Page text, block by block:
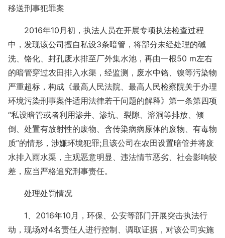
移送刑事犯罪案
2016年10月初，执法人员在开展专项执法检查过程
中，发现该公司擅自私设3条暗管，将部分未经处理的碱
洗、铬化、封孔废水排至厂外集水池，再由一根50 m左右
的暗管穿过农田排入水渠，经监测，废水中铬、镍等污染物
严重超标，构成《最高人民法院、最高人民检察院关于办理
环境污染刑事案件适用法律若干问题的解释》第一条第四项
“私设暗管或者利用渗井、渗坑、裂隙、溶洞等排放、倾
倒、处置有放射性的废物、含传染病病原体的废物、有毒物
质”的情形，涉嫌环境犯罪;且该公司在农田设置暗管并将废
水排入雨水渠，主观恶意明显、违法情节恶劣、社会影响较
差，应当严格追究刑事责任。
处理处罚情况
1、2016年10月，环保、公安等部门开展突击执法行
动，现场对4名责任人进行控制、调取证据，对该公司实施